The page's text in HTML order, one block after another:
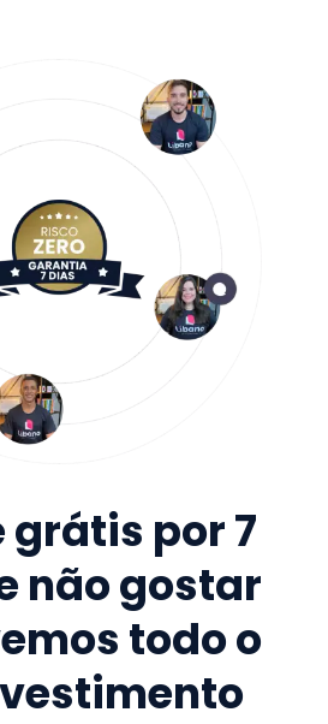
grátis por 7
não gostar
todo o